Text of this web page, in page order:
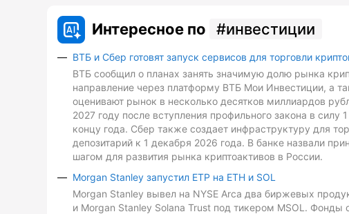
Интересное по инвестиции
ВТБ и Сбер готовят запуск сервисов для торговли
ВТБ сообщил о планах занять значимую долю рынка
направление через платформу ВТБ Мои Инвестиции, а
оценивают рынок в несколько десятков миллиардов
2027 году после вступления профильного закона в силу
концу года. Сбер также создает инфраструктуру для
депозитарий к 1 декабря 2026 года. В банке назвали
шагом для развития рынка криптоактивов в России.
Morgan Stanley запустил ETP на ETH и SOL
Morgan Stanley вывел на NYSE Arca два биржевых
и Morgan Stanley Solana Trust под тикером MSOL. Фонды